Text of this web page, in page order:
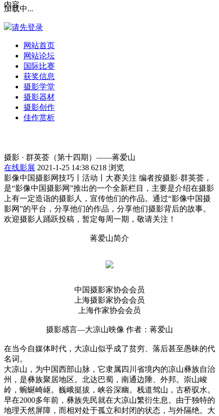
加载中...
请先登录
网站首页
网站论坛
国际比赛
获奖信息
摄影学堂
摄影器材
摄影创作
佳作赏析
内容
摄影 · 群英荟（第十四期）——蒋爱山
在线影展 2021-1-25 14:38 6218 浏览
影像中国摄影网技巧丨活动丨大赛关注 编者按摄影·群英荟，
是“影像中国摄影网”推出的一个全新栏目，主要是介绍在摄影
上有一定造诣的摄影人，宣传他们的作品。通过“影像中国摄
影网”的平台，分享他们的作品，分享他们摄影背后的故事。
欢迎摄影人踊跃投稿，暂定每周一期，敬请关注！
蒋爱山简介
中国摄影家协会会员
上海摄影家协会会员
上海作家协会会员
摄影感言—大凉山映像 作者： 蒋爱山
在当今自媒体时代，大凉山似乎成了贫穷、落后甚至愚昧的代
名词。
大凉山，为中国西部山脉，它隶属四川省境内的凉山彝族自治
州，是彝族聚居地区。北达巴蜀，南通边陲、外邦。崇山峻
岭，蜿蜒崎岖。巍峨挺拔，峡谷深幽。栈道驾山，古桥驭水。
早在2000多年前，彝族先民就在大凉山繁衍生息。由于独特的
地理天然屏障，而相对处于孤立和封闭的状态，与外隔绝。大